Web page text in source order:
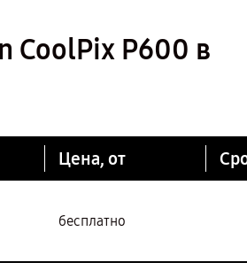
CoolPix P600 в
Цена, от
бесплатно